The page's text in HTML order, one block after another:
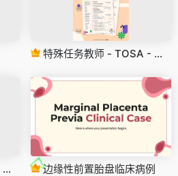
特殊任务教师 - TOSA - 简历
边缘性前置胎盘临床病例